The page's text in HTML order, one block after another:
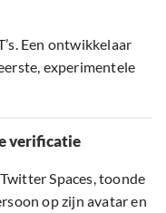
Een ontwikkelaar
experimentele
verificatie
Spaces, toonde
op zijn avatar en